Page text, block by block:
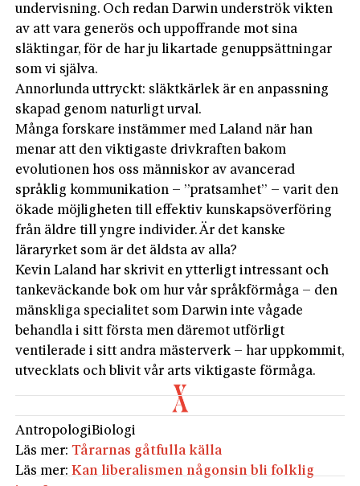
undervisning. Och redan Darwin underströk vikten
av att vara generös och uppoffrande mot sina
släktingar, för de har ju likartade genuppsättningar
som vi själva.
Annorlunda uttryckt: släktkärlek är en anpassning
skapad genom naturligt urval.
Många forskare instämmer med Laland när han
menar att den viktigaste drivkraften bakom
evolutionen hos oss människor av avancerad
språklig kommunikation – ”pratsamhet” – varit den
ökade möjligheten till effektiv kunskapsöverföring
från äldre till yngre individer. Är det kanske
läraryrket som är det äldsta av alla?
Kevin Laland har skrivit en ytterligt intressant och
tankeväckande bok om hur vår språkförmåga – den
mänskliga specialitet som Darwin inte vågade
behandla i sitt första men däremot utförligt
ventilerade i sitt andra mästerverk – har uppkommit,
utvecklats och blivit vår arts viktigaste förmåga.
AntropologiBiologi
Läs mer:Tårarnas gåtfulla källa
Läs mer:Kan liberalismen någonsin bli folklig